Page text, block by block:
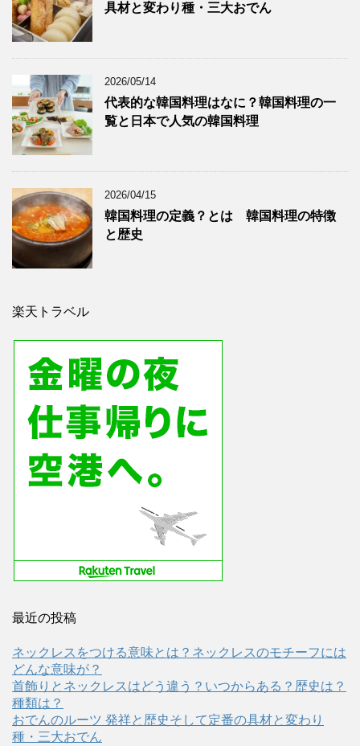
具材と変わり種・三大おでん
2026/05/14
代表的な韓国料理はなに？韓国料理の一
覧と日本で人気の韓国料理
2026/04/15
韓国料理の定義？とは 韓国料理の特徴
と歴史
楽天トラベル
最近の投稿
ネックレスをつける意味とは？ネックレスのモチーフには
どんな意味が？
首飾りとネックレスはどう違う？いつからある？歴史は？
種類は？
おでんのルーツ 発祥と歴史そして定番の具材と変わり
種・三大おでん